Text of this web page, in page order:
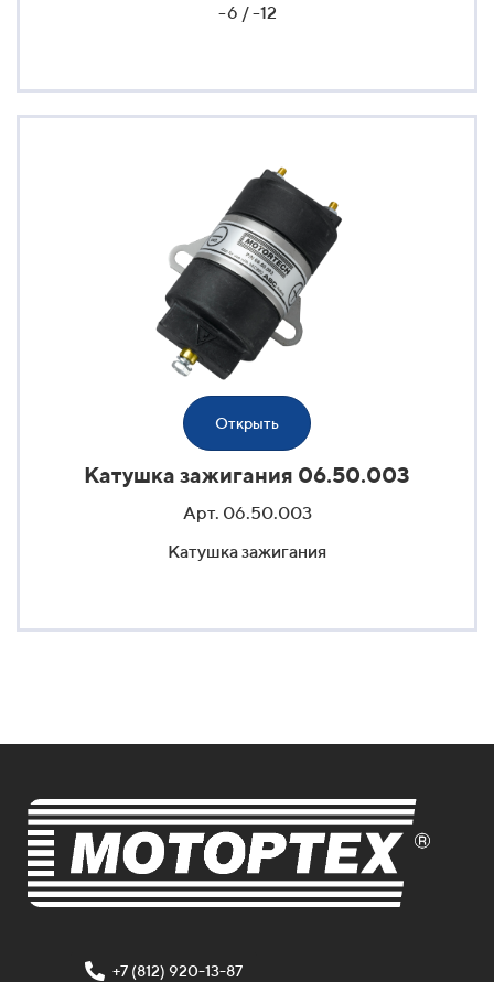
-6 / -12
Открыть
Катушка зажигания 06.50.003
Арт. 06.50.003
Катушка зажигания
+7 (812) 920-13-87